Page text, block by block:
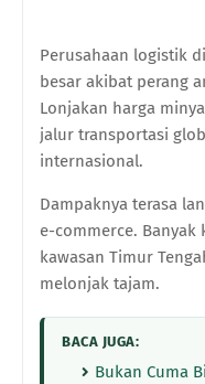
Perusahaan logistik
besar akibat perang
Lonjakan harga
jalur transportasi
internasional.
Dampaknya terasa
e-commerce.
kawasan Timur
melonjak tajam.
BACA JUGA:
Bukan Cuma